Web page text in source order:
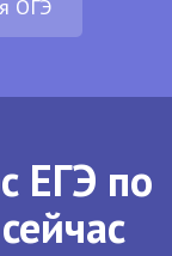
ОГЭ
ЕГЭ по